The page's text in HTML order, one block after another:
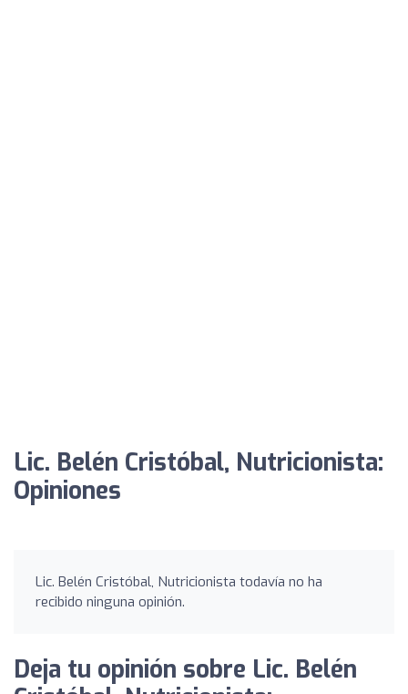
Lic. Belén Cristóbal, Nutricionista:
Opiniones
Lic. Belén Cristóbal, Nutricionista todavía no ha
recibido ninguna opinión.
Deja tu opinión sobre Lic. Belén